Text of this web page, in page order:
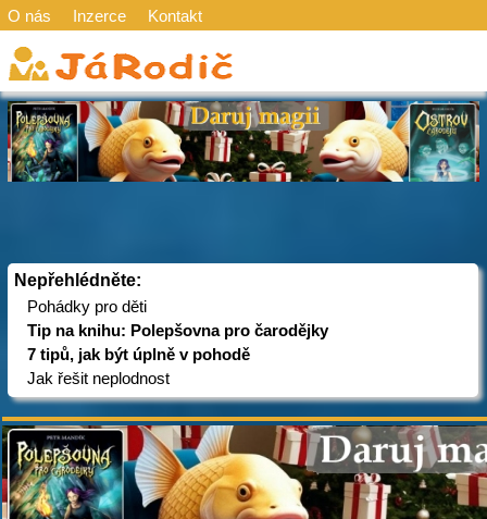
O nás Inzerce Kontakt
Nepřehlédněte:
Pohádky pro děti
Tip na knihu: Polepšovna pro čarodějky
7 tipů, jak být úplně v pohodě
Jak řešit neplodnost